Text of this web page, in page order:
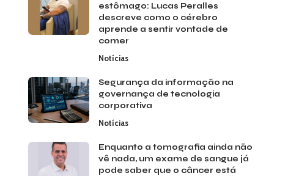
estômago: Lucas Peralles
descreve como o cérebro
aprende a sentir vontade de
comer
Notícias
Segurança da informação na
governança de tecnologia
corporativa
Notícias
Enquanto a tomografia ainda não
vê nada, um exame de sangue já
pode saber que o câncer está